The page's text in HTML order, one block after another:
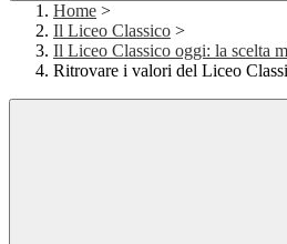
Home >
Il Liceo Classico >
Il Liceo Classico oggi: la scelta
Ritrovare i valori del Liceo